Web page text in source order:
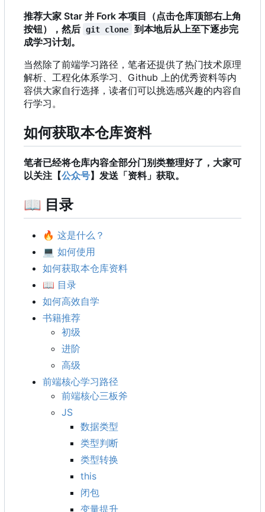
推荐大家 Star 并 Fork 本项目（点击仓库顶部右上角
按钮），然后 git clone
到本地后从上至下逐步完
成学习计划。
当然除了前端学习路径 ， 笔者还提供了热门技术原理
解析、工程化体系学习、Github 上的优秀资料等内
容供大家自行选择，读者们可以挑选感兴趣的内容自
行学习。
如何获取本仓库资料
笔者已经将仓库内容全部分门别类整理好了，大家可
以关注【公众号】发送「资料」获取。
📖 目录
🔥 这是什么？
💻 如何使用
如何获取本仓库资料
📖 目录
如何高效自学
书籍推荐
初级
进阶
高级
前端核心学习路径
前端核心三板斧
JS
数据类型
类型判断
类型转换
this
闭包
变量提升